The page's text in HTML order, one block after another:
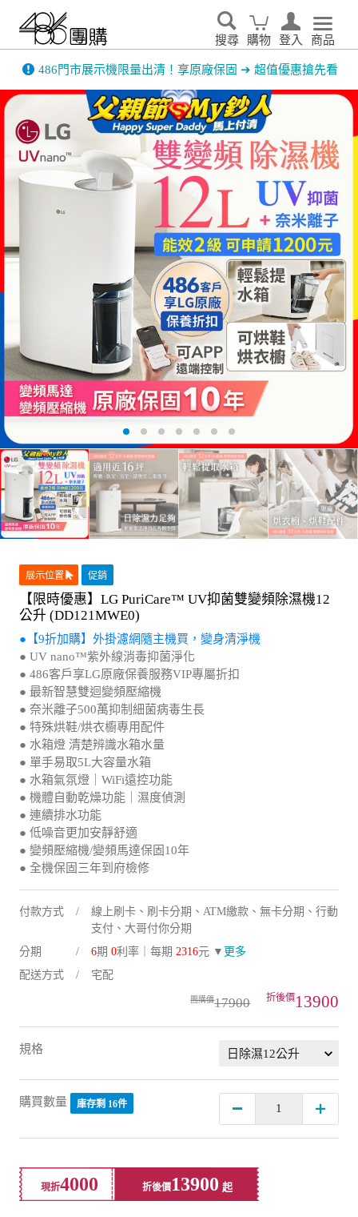
搜尋 購物 登入 商品
486門市展示機限量出清！享原廠保固 ➔ 超值優惠搶先看
家電輕鬆租．LG家電租賃65折優惠起 ▶了解更多
展示位置 促銷
【限時優惠】LG PuriCare™ UV抑菌雙變頻除濕機12
公升 (DD121MWE0)
●【9折加購】外掛濾網隨主機買，變身清淨機
● UV nano™紫外線消毒抑菌淨化
● 486客戶享LG原廠保養服務VIP專屬折扣
● 最新智慧雙迴變頻壓縮機
● 奈米離子500萬抑制細菌病毒生長
● 特殊烘鞋/烘衣櫥專用配件
● 水箱燈 清楚辨識水箱水量
● 單手易取5L大容量水箱
● 水箱氣氛燈｜WiFi遠控功能
● 機體自動乾燥功能｜濕度偵測
● 連續排水功能
● 低噪音更加安靜舒適
● 變頻壓縮機/變頻馬達保固10年
● 全機保固三年到府檢修
付款方式
線上刷卡、刷卡分期、ATM繳款、無卡分期、行動
支付、大哥付你分期
分期
6期 0利率｜每期 2316元 ▼ 更多
配送方式
宅配
17900 13900
規格
購買數量 庫存剩 16件
現折4000 折後價13900